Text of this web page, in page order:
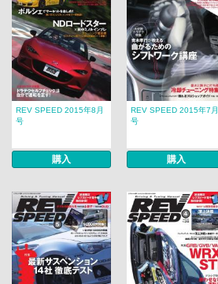
REV SPEED 2015年8月
号
購入
REV SPEED 2015年7月
号
購入